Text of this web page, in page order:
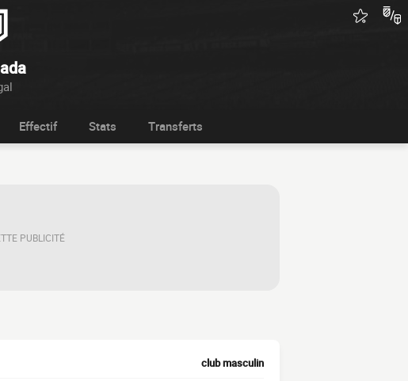
Effectif Stats Transferts
PUBLICITÉ
club masculin